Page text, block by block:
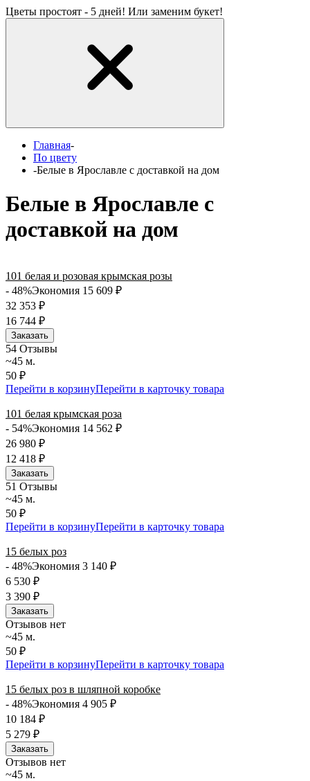
Цветы простоят - 5 дней! Или заменим букет!
Главная-
По цвету
-Белые в Ярославле с доставкой на дом
Белые в Ярославле с
доставкой на дом
101 белая и розовая крымская розы
- 48%Экономия 15 609 ₽
32 353 ₽
16 744 ₽
Заказать
54 Отзывы
~45 м.
50 ₽
Перейти в корзинуПерейти в карточку товара
101 белая крымская роза
- 54%Экономия 14 562 ₽
26 980 ₽
12 418 ₽
Заказать
51 Отзывы
~45 м.
50 ₽
Перейти в корзинуПерейти в карточку товара
15 белых роз
- 48%Экономия 3 140 ₽
6 530 ₽
3 390 ₽
Заказать
Отзывов нет
~45 м.
50 ₽
Перейти в корзинуПерейти в карточку товара
15 белых роз в шляпной коробке
- 48%Экономия 4 905 ₽
10 184 ₽
5 279 ₽
Заказать
Отзывов нет
~45 м.